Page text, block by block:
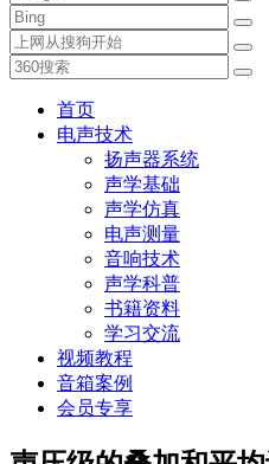
首页
电声技术
扬声器系统
声学基础
声学仿真
电声测量
音响技术
声学科普
书籍资料
学习交流
视频教程
音箱案例
会员专享